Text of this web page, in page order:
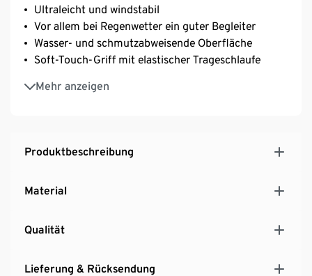
Ultraleicht und windstabil
Vor allem bei Regenwetter ein guter Begleiter
Wasser- und schmutzabweisende Oberfläche
Soft-Touch-Griff mit elastischer Trageschlaufe
Mehr anzeigen
Stabiles Aluminium-Gestänge
Inkl. Schutzhülle
Produktbeschreibung
Material
Qualität
Lieferung & Rücksendung